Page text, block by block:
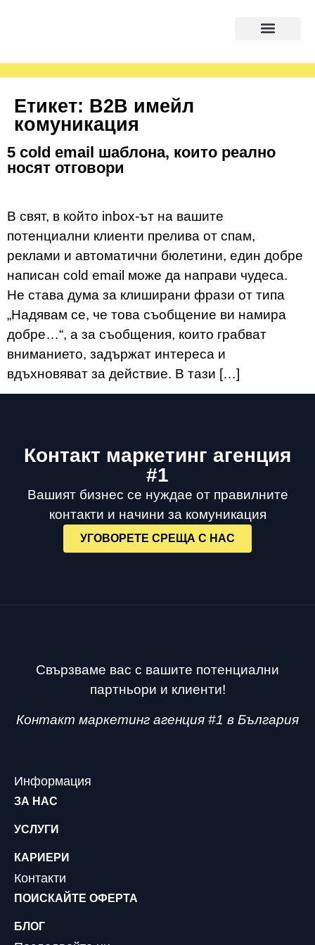
Етикет: B2B имейл
комуникация
5 cold email шаблона, които реално
носят отговори
В свят, в който inbox-ът на вашите
потенциални клиенти прелива от спам,
реклами и автоматични бюлетини, един добре
написан cold email може да направи чудеса.
Не става дума за клиширани фрази от типа
„Надявам се, че това съобщение ви намира
добре…“, а за съобщения, които грабват
вниманието, задържат интереса и
вдъхновяват за действие. В тази […]
Контакт маркетинг агенция
#1
Вашият бизнес се нуждае от правилните
контакти и начини за комуникация
УГОВОРЕТЕ СРЕЩА С НАС
Свързваме вас с вашите потенциални
партньори и клиенти!
Контакт маркетинг агенция #1 в България
Информация
ЗА НАС
УСЛУГИ
КАРИЕРИ
Контакти
ПОИСКАЙТЕ ОФЕРТА
БЛОГ